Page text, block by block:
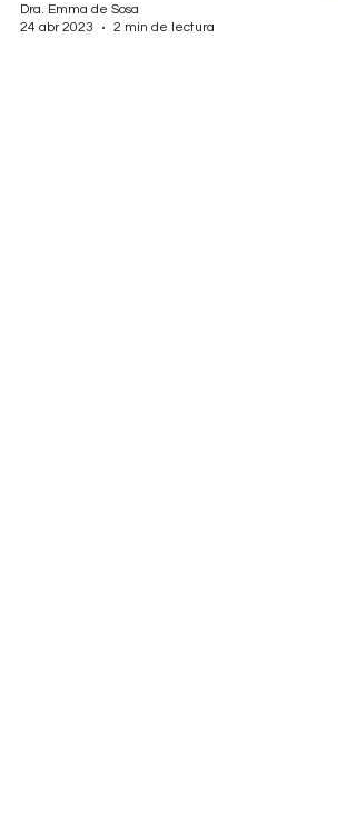
Dra. Emma de Sosa
24 abr 2023
2 min de lectura